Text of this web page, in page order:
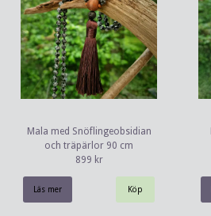
Mala med Snöflingeobsidian
och träpärlor 90 cm
899 kr
Läs mer